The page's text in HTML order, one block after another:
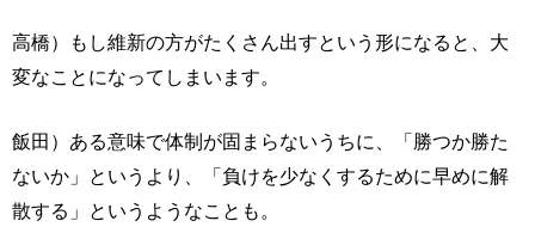
高橋）もし維新の方がたくさん出すという形になると、大
変なことになってしまいます。
飯田）ある意味で体制が固まらないうちに、「勝つか勝た
ないか」というより、「負けを少なくするために早めに解
散する」というようなことも。